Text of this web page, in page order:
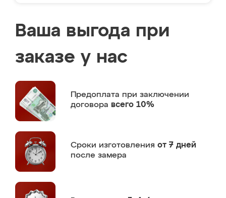
Ваша выгода при
заказе у нас
Предоплата при заключении
договора всего 10%
Сроки изготовления от 7 дней
после замера